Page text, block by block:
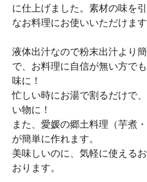
に仕上げました。素材の味を
なお料理にお使いいただけます
液体出汁なので粉末出汁より
で、お料理に自信が無い方で
味に！
忙しい時にお湯で割るだけで
い物に！
また、愛媛の郷土料理（芋煮
が簡単に作れます。
美味しいのに、気軽に使える
おります。